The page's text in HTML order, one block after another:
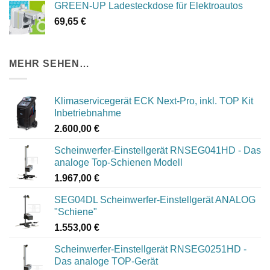
GREEN-UP Ladesteckdose für Elektroautos
69,65 €
MEHR SEHEN…
Klimaservicegerät ECK Next-Pro, inkl. TOP Kit
Inbetriebnahme
2.600,00 €
Scheinwerfer-Einstellgerät RNSEG041HD - Das
analoge Top-Schienen Modell
1.967,00 €
SEG04DL Scheinwerfer-Einstellgerät ANALOG
"Schiene"
1.553,00 €
Scheinwerfer-Einstellgerät RNSEG0251HD -
Das analoge TOP-Gerät